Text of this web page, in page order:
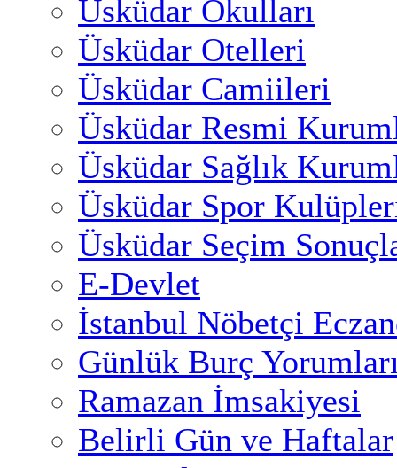
Üsküdar Okulları
Üsküdar Otelleri
Üsküdar Camiileri
Üsküdar Resmi
Üsküdar Sağlık
Üsküdar Spor
Üsküdar Seçim
E-Devlet
İstanbul Nöbetçi
Günlük Burç
Ramazan İmsakiyesi
Belirli Gün ve Haftalar